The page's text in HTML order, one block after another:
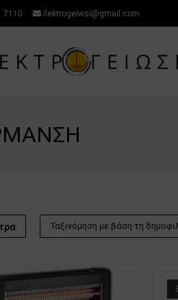
7110 ilektrogeiwsi@gmail.com
Ταξινόμηση με βάση τη